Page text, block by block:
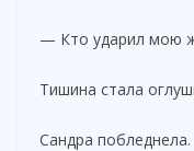
— Кто ударил мою
Тишина стала
Сандра побледнела.